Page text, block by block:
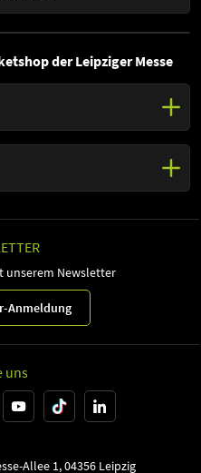
Leipziger Messe
Messe-Allee 1, 04356 Leipzig
Gespräch unter Kolleg:innen.
erhaltet ihr ausschließlich
Es wird jedoch einen
bei einem kleinen Getränk
der Leipziger Messe
folgende Zahlungsarten zur
unserem Newsletter
Anmeldung
uns
Allee 1, 04356 Leipzig